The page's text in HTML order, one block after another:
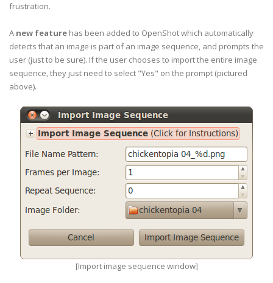
frustration.
A new feature has been added to OpenShot which automatically
detects that an image is part of an image sequence, and prompts the
user (just to be sure). If the user chooses to import the entire image
sequence, they just need to select "Yes" on the prompt (pictured
above).
[Import image sequence window]